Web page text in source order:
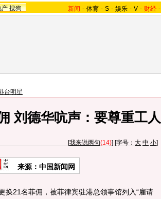
产 搜狗 新闻 - 体育 - S - 娱乐 - V - 财经 -
台明星
刘德华吭声：要尊重工人
[我来说两句(14)] [字号： 大 中 小]
来源：中国新闻网
换21名菲佣，被菲律宾驻港总领事馆列入“雇请